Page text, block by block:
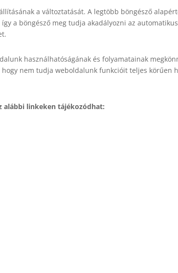
a változtatását. A legtöbb böngésző
a böngésző meg tudja akadályozni az
használhatóságának és folyamatainak
nem tudja weboldalunk funkcióit teljes körűen
alábbi linkeken tájékozódhat: